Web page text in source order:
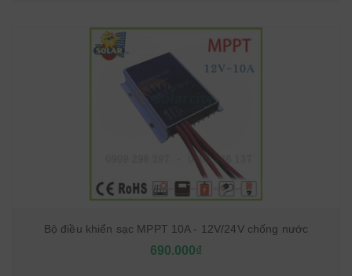
Bộ điều khiển sạc MPPT 10A - 12V/24V chống nước
690.000₫